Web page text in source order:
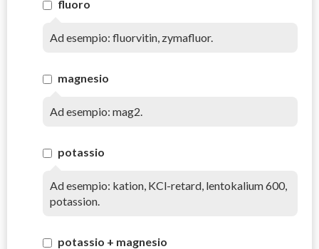
fluoro
Ad esempio: fluorvitin, zymafluor.
magnesio
Ad esempio: mag2.
potassio
Ad esempio: kation, KCl-retard, lentokalium 600,
potassion.
potassio + magnesio